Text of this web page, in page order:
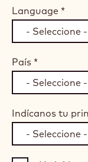
Language *
País *
Indícanos tu